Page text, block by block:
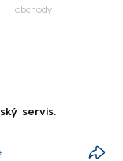
obchody
servis.